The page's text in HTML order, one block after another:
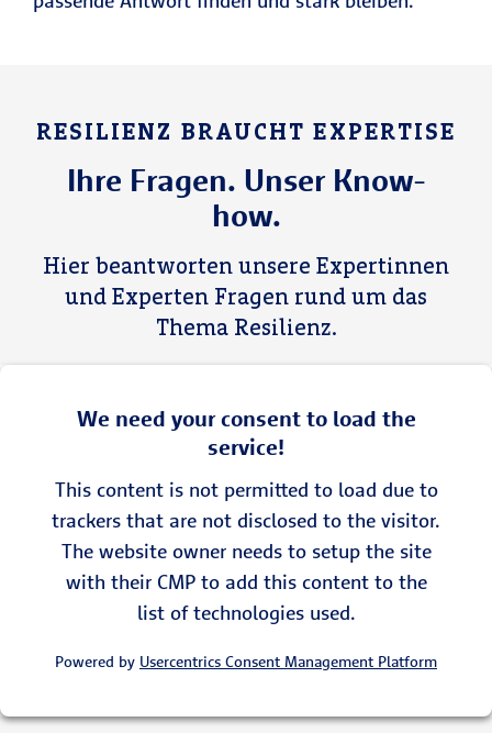
RESILIENZ BRAUCHT EXPERTISE
Ihre Fragen. Unser Know-
how.
Hier beantworten unsere Expertinnen
und Experten Fragen rund um das
Thema Resilienz.
We need your consent to load the
service!
This content is not permitted to load due to
trackers that are not disclosed to the visitor.
The website owner needs to setup the site
with their CMP to add this content to the
list of technologies used.
Powered by Usercentrics Consent Management Platform